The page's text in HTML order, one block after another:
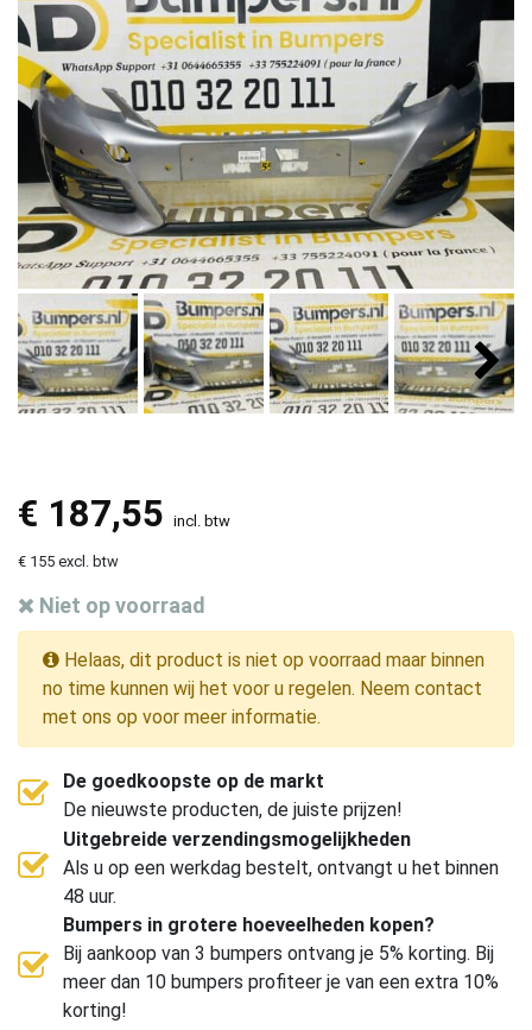
€ 187,55 incl. btw
€ 155 excl. btw
Niet op voorraad
Helaas, dit product is niet op voorraad maar binnen
no time kunnen wij het voor u regelen. Neem contact
met ons op voor meer informatie.
De goedkoopste op de markt
De nieuwste producten, de juiste prijzen!
Uitgebreide verzendingsmogelijkheden
Als u op een werkdag bestelt, ontvangt u het binnen
48 uur.
Bumpers in grotere hoeveelheden kopen?
Bij aankoop van 3 bumpers ontvang je 5% korting. Bij
meer dan 10 bumpers profiteer je van een extra 10%
korting!